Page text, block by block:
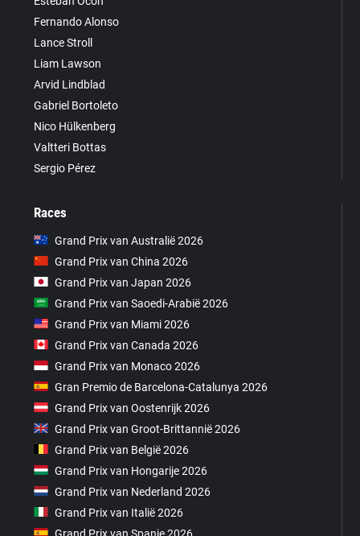
Fernando Alonso
Lance Stroll
Liam Lawson
Arvid Lindblad
Gabriel Bortoleto
Nico Hülkenberg
Valtteri Bottas
Sergio Pérez
Races
Grand Prix van Australië 2026
Grand Prix van China 2026
Grand Prix van Japan 2026
Grand Prix van Saoedi-Arabië 2026
Grand Prix van Miami 2026
Grand Prix van Canada 2026
Grand Prix van Monaco 2026
Gran Premio de Barcelona-Catalunya 2026
Grand Prix van Oostenrijk 2026
Grand Prix van Groot-Brittannië 2026
Grand Prix van België 2026
Grand Prix van Hongarije 2026
Grand Prix van Nederland 2026
Grand Prix van Italië 2026